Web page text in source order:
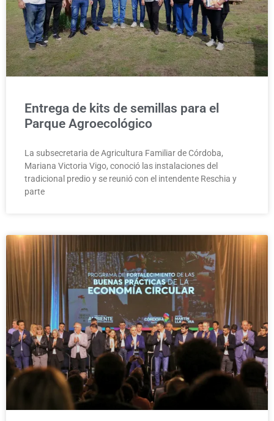
Entrega de kits de semillas para el
Parque Agroecológico
La subsecretaria de Agricultura Familiar de Córdoba,
Mariana Victoria Vigo, conoció las instalaciones del
tradicional predio y se reunió con el intendente Reschia y
parte